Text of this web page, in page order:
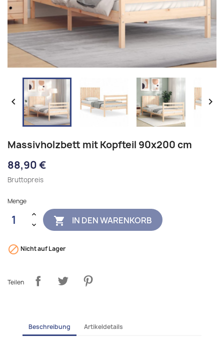
 
Massivholzbett mit Kopfteil 90x200 cm
88,90 €
Bruttopreis
Menge
 IN DEN WARENKORB
 Nicht auf Lager
Teilen
Beschreibung Artikeldetails